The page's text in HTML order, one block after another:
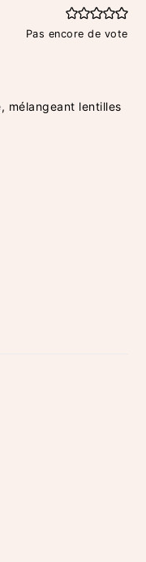
Pas encore de vote
mélangeant lentilles